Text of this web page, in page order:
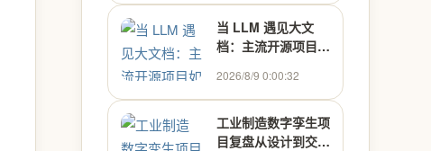
当 LLM 遇见大文
档：主流开源项目如
2026/8/9 0:00:32
工业制造数字孪生项
目复盘从设计到交付